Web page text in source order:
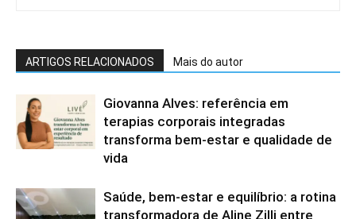
ARTIGOS RELACIONADOS Mais do autor
Giovanna Alves: referência em
terapias corporais integradas
transforma bem-estar e qualidade de
vida
Saúde, bem-estar e equilíbrio: a rotina
transformadora de Aline Zilli entre